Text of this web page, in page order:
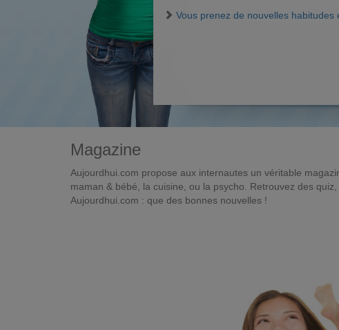
Vous prenez de nouvelles habitudes
Magazine
Aujourdhui.com propose aux internautes un véritable
maman & bébé, la cuisine, ou la psycho. Retrouvez des
Aujourdhui.com : que des bonnes nouvelles !